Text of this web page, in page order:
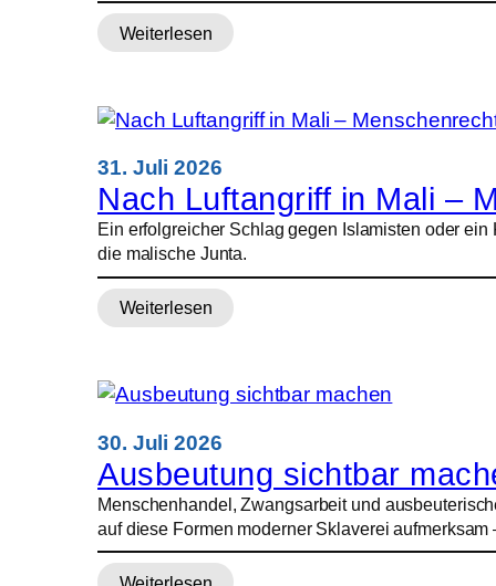
et
Pax
autoritären
Kräften
Weiterlesen
:
Papst
XIV.
–
und
Tausende
junge
Menschen
31. Juli 2026
Nach Luftangriff in Mali –
Ein erfolgreicher Schlag gegen Islamisten oder
die malische Junta.
Weiterlesen
:
in
–
Menschenrechtler
kritisieren
Russland
30. Juli 2026
Ausbeutung sichtbar
Menschenhandel, Zwangsarbeit und
auf diese Formen moderner Sklaverei